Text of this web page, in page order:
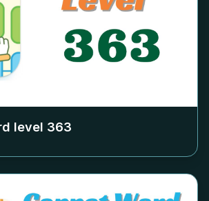
level 363